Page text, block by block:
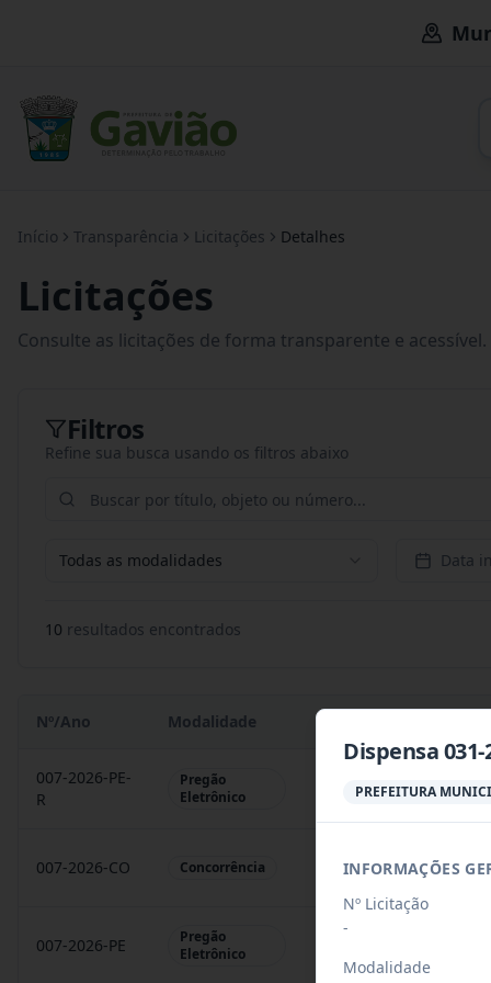
Início Transparência Licitações Detalhes
Licitações
Consulte as licitações de forma transparente e acessível.
Filtros
Refine sua busca usando os filtros abaixo
Todas as modalidades Data
10 resultados encontrados
Nº/Ano Modalidade
007-2026-PE-
R
Pregão
Eletrônico
Contratação de
007-2026-CO Concorrência Construção de 50
007-2026-PE
Pregão
Eletrônico
Dispensa 031-
PREFEITURA
INFORMAÇÕES
Nº Licitação
-
Modalidade